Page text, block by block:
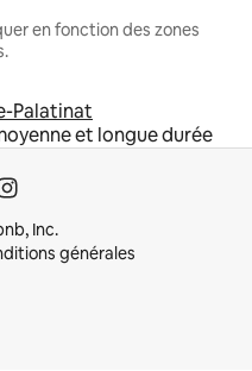
en fonction des zones
Palatinat
et longue durée
Inc.
générales